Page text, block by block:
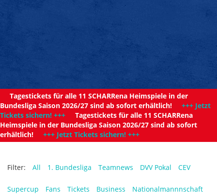
Tagestickets für alle 11 SCHARRena Heimspiele in der
Bundesliga Saison 2026/27 sind ab sofort erhältlich! +++ Jetzt
Tickets sichern! +++ Tagestickets für alle 11 SCHARRena
Heimspiele in der Bundesliga Saison 2026/27 sind ab sofort
erhältlich! +++ Jetzt Tickets sichern! +++
Filter: All 1. Bundesliga Teamnews DVV Pokal CEV
Supercup Fans Tickets Business Nationalmannnschaft